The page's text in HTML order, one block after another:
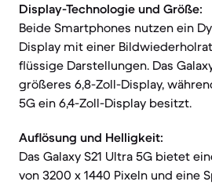
Display-Technologie und Größe:
Beide Smartphones nutzen ein
Display mit einer
flüssige Darstellungen. Das
größeres 6,8-Zoll-Display,
5G ein 6,4-Zoll-Display besitzt.
Auflösung und Helligkeit:
Das Galaxy S21 Ultra 5G bietet
von 3200 x 1440 Pixeln und eine